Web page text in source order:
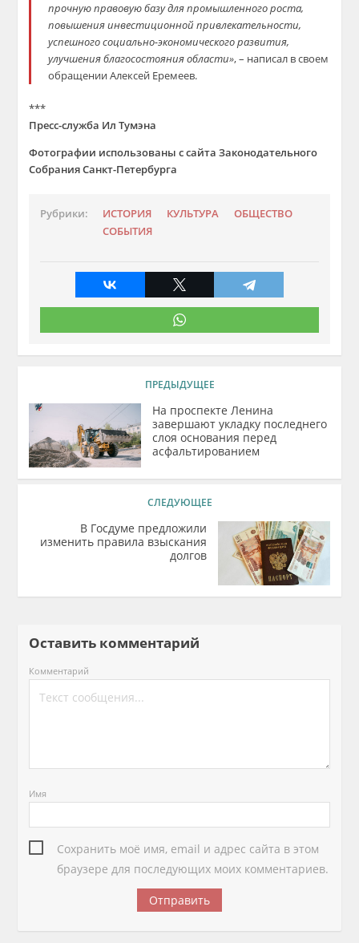
прочную правовую базу для промышленного роста,
повышения инвестиционной привлекательности,
успешного социально-экономического развития,
улучшения благосостояния области», – написал в своем
обращении Алексей Еремеев.
***
Пресс-служба Ил Тумэна
Фотографии использованы с сайта Законодательного
Собрания Санкт-Петербурга
Рубрики: ИСТОРИЯ КУЛЬТУРА
ОБЩЕСТВО
СОБЫТИЯ
ПРЕДЫДУЩЕЕ
На проспекте Ленина
завершают укладку последнего
слоя основания перед
асфальтированием
СЛЕДУЮЩЕЕ
В Госдуме предложили
изменить правила взыскания
долгов
Оставить комментарий
Комментарий
Имя
Сохранить моё имя, email и адрес сайта в этом
браузере для последующих моих комментариев.